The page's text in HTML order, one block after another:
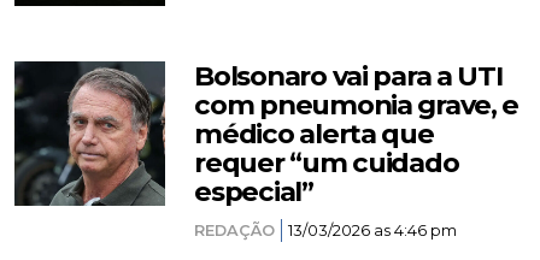
Bolsonaro vai para a UTI
com pneumonia grave, e
médico alerta que
requer “um cuidado
especial”
REDAÇÃO 13/03/2026 as 4:46 pm